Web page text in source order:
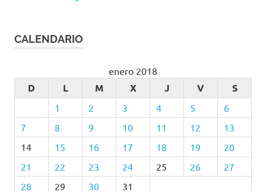
CALENDARIO
enero 2018
D L M X J V S
1 2 3 4 5
6
7
8 9 10 11 12
13
14
15 16 17 18 19
20
21
22 23 24 25 26
27
28
29 30 31